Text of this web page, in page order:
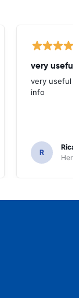
very useful
very useful
info
R